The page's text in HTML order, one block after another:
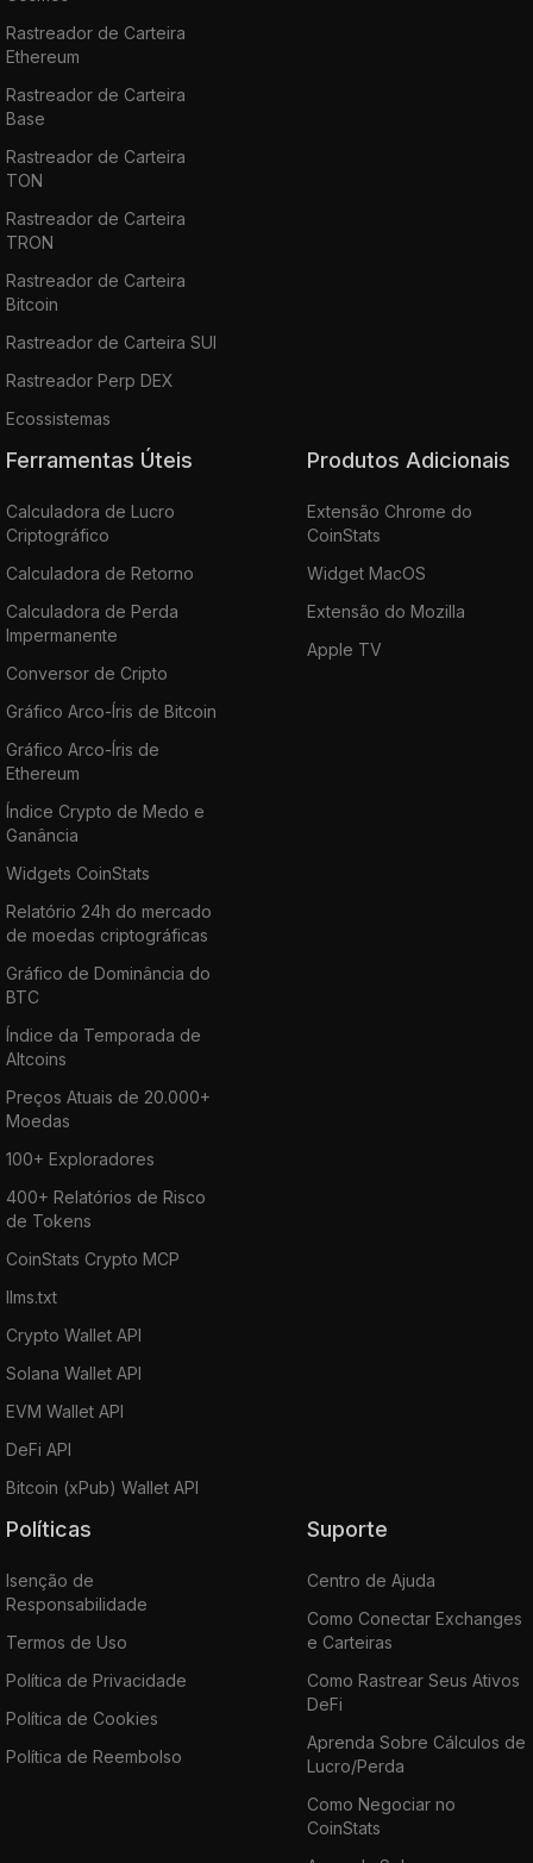
Rastreador de Carteira
Ethereum
Rastreador de Carteira
Base
Rastreador de Carteira
TON
Rastreador de Carteira
TRON
Rastreador de Carteira
Bitcoin
Rastreador de Carteira SUI
Rastreador Perp DEX
Ecossistemas
Ferramentas Úteis
Calculadora de Lucro
Criptográfico
Calculadora de Retorno
Calculadora de Perda
Impermanente
Conversor de Cripto
Gráfico Arco-Íris de Bitcoin
Gráfico Arco-Íris de
Ethereum
Índice Crypto de Medo e
Ganância
Widgets CoinStats
Relatório 24h do mercado
de moedas criptográficas
Gráfico de Dominância do
BTC
Índice da Temporada de
Altcoins
Preços Atuais de 20.000+
Moedas
100+ Exploradores
400+ Relatórios de Risco
de Tokens
CoinStats Crypto MCP
llms.txt
Crypto Wallet API
Solana Wallet API
EVM Wallet API
DeFi API
Bitcoin (xPub) Wallet API
Produtos Adicionais
Extensão Chrome do
CoinStats
Widget MacOS
Extensão do Mozilla
Apple TV
Políticas
Isenção de
Responsabilidade
Termos de Uso
Política de Privacidade
Política de Cookies
Política de Reembolso
Suporte
Centro de Ajuda
Como Conectar Exchanges
e Carteiras
Como Rastrear Seus Ativos
DeFi
Aprenda Sobre Cálculos de
Lucro/Perda
Como Negociar no
CoinStats